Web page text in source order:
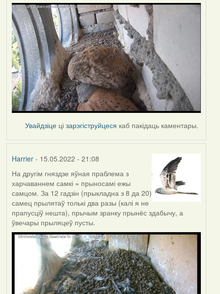
Увайдзіце цізарэгіструйцеся каб пакідаць каментары.
Harrier- 15.05.2022 - 21:08
На другім гняздзе яўная праблема з
харчаваннем самкі = прыносамі ежы
самцом. За 12 гадзін (прыкладна з 8 да 20)
самец прылятаў толькі два разы (калі я не
прапусціў нешта), прычым зранку прынёс здабычу, а
ўвечары прыляцеў пусты.